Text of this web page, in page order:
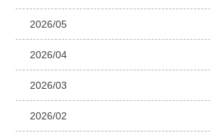
2026/05
2026/04
2026/03
2026/02